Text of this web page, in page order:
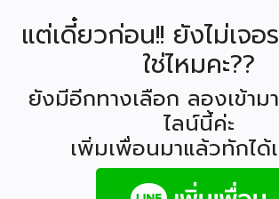
แต่เดี๋ยวก่อน!! ยังไม่เจ
ใช่ไหมคะ??
ยังมีอีกทางเลือก ลองเข้าม
ไลน์นี้ค่ะ
เพิ่มเพื่อนมาแล้วทักได้